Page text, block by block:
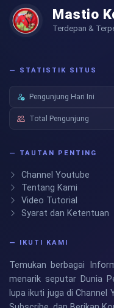
Mastio
Terdepan &
— STATISTIK SITUS
Pengunjung Hari Ini
Total Pengunjung
— TAUTAN PENTING
Channel Youtube
Tentang Kami
Video Tutorial
Syarat dan Ketentuan
— IKUTI KAMI
Temukan berbagai
menarik seputar Dunia
lupa ikuti juga di Channel